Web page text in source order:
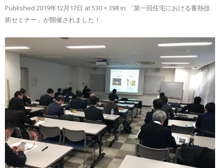
Published 2019年12月17日 at530 × 398 in
「第一回住宅における蓄熱技
術セミナー」が開催されました！ .